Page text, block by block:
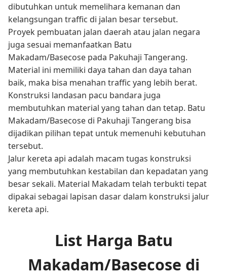
dibutuhkan untuk memelihara kemanan dan
kelangsungan traffic di jalan besar tersebut.
Proyek pembuatan jalan daerah atau jalan negara
juga sesuai memanfaatkan Batu
Makadam/Basecose pada Pakuhaji Tangerang.
Material ini memiliki daya tahan dan daya tahan
baik, maka bisa menahan traffic yang lebih berat.
Konstruksi landasan pacu bandara juga
membutuhkan material yang tahan dan tetap. Batu
Makadam/Basecose di Pakuhaji Tangerang bisa
dijadikan pilihan tepat untuk memenuhi kebutuhan
tersebut.
Jalur kereta api adalah macam tugas konstruksi
yang membutuhkan kestabilan dan kepadatan yang
besar sekali. Material Makadam telah terbukti tepat
dipakai sebagai lapisan dasar dalam konstruksi jalur
kereta api.
List Harga Batu
Makadam/Basecose di